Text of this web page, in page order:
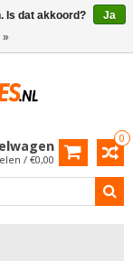
0
/ €0,00
Is dat akkoord?
Ja
»